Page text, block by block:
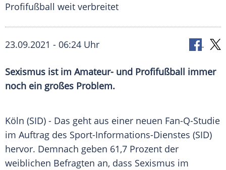
Profifußball weit verbreitet
23.09.2021 - 06:24 Uhr
Sexismus ist im Amateur- und Profifußball immer
noch ein großes Problem.
Köln (SID) - Das geht aus einer neuen Fan-Q-Studie
im Auftrag des Sport-Informations-Dienstes (SID)
hervor. Demnach geben 61,7 Prozent der
weiblichen Befragten an, dass Sexismus im